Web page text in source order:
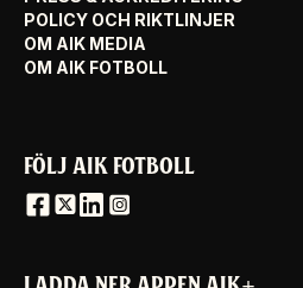
POLICY OCH RIKTLINJER
OM AIK MEDIA
OM AIK FOTBOLL
FÖLJ AIK FOTBOLL